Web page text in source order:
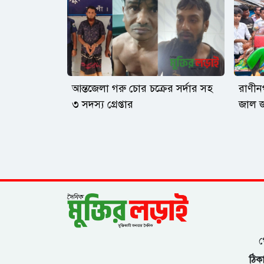
মন্ডল বলেন, "ময়নাতদন্ত (পোস্টমর্টেম) ছাড়া এই
মুহূর্তে মৃত্যুর প্রকৃত কারণ সম্পর্কে কিছু বলা সম্ভব
নয়।"ময়নাতদন্তের প্রতিবেদন ও তদন্ত শেষে মৃত্যুর প্রকৃত
কারণ সম্পর্কে নিশ্চিত হওয়া যাবে।
আন্তজেলা গরু চোর চক্রের সর্দার সহ
৩ সদস্য গ্রেপ্তার
জাল